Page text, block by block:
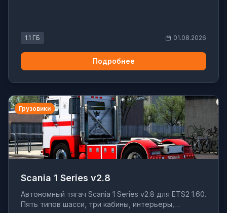
1.1 ГБ 01.08.2026
Подробнее
Грузовики
Scania 1 Series v2.8
Автономный тягач Scania 1 Series v2.8 для ETS2 1.60.
Пять типов шасси, три кабины, интерьеры,